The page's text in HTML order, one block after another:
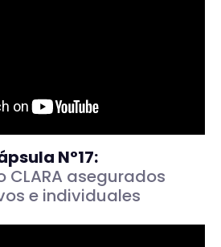
N°17:
CLARA asegurados
e individuales